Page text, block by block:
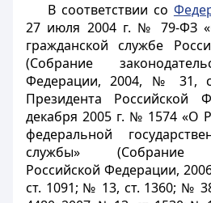
В соответствии со
27 июля 2004 г. № 79-ФЗ
гражданской службе
(Собрание
Федерации, 2004, № 31,
Президента Российской
декабря 2005 г. № 1574 «О
федеральной
службы» (Собрание
Российской Федерации,
ст. 1091; № 13, ст. 1360; №